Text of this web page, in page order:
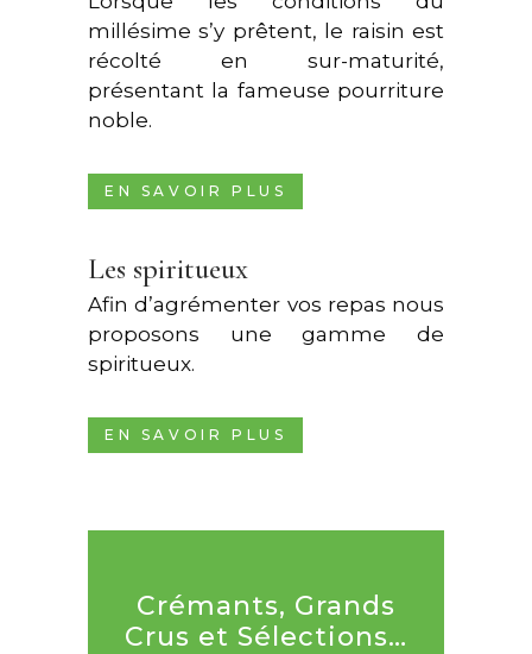
millésime s’y prêtent, le raisin est
récolté en sur-maturité,
présentant la fameuse pourriture
noble.
EN SAVOIR PLUS
Les spiritueux
Afin d’agrémenter vos repas nous
proposons une gamme de
spiritueux.
EN SAVOIR PLUS
Crémants, Grands
Crus et Sélections…